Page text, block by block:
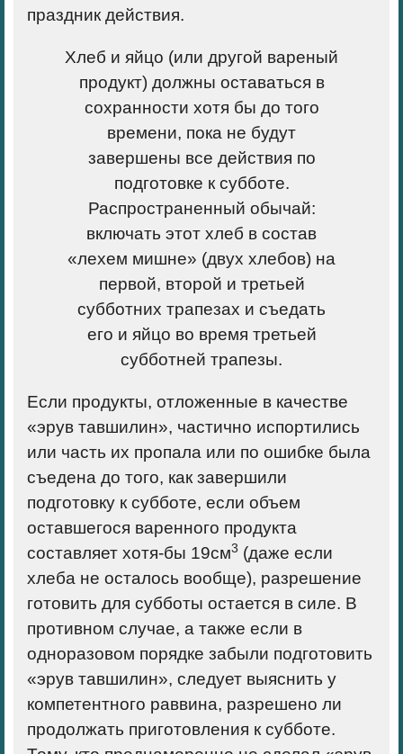
праздник действия.
Хлеб и яйцо (или другой вареный
продукт) должны оставаться в
сохранности хотя бы до того
времени, пока не будут
завершены все действия по
подготовке к субботе.
Распространенный обычай:
включать этот хлеб в состав
«лехем мишне» (двух хлебов) на
первой, второй и третьей
субботних трапезах и съедать
его и яйцо во время третьей
субботней трапезы.
Если продукты, отложенные в качестве
«эрув тавшилин», частично испортились
или часть их пропала или по ошибке была
съедена до того, как завершили
подготовку к субботе, если объем
оставшегося варенного продукта
составляет хотя-бы 19см3 (даже если
хлеба не осталось вообще), разрешение
готовить для субботы остается в силе. В
противном случае, а также если в
одноразовом порядке забыли подготовить
«эрув тавшилин», следует выяснить у
компетентного раввина, разрешено ли
продолжать приготовления к субботе.